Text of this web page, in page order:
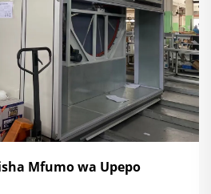
Mfumo wa Upepo